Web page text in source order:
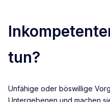
tun?
Unfähige oder böswillige
Untergebenen und machen